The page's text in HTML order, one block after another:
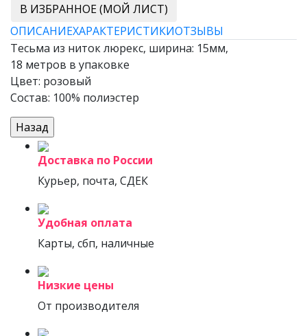
В ИЗБРАННОЕ (МОЙ ЛИСТ)
ОПИСАНИЕХАРАКТЕРИСТИКИОТЗЫВЫ
Тесьма из ниток люрекс, ширина: 15мм,
18 метров в упаковке
Цвет: розовый
Состав: 100% полиэстер
Доставка по России
Курьер, почта, СДЕК
Удобная оплата
Карты, сбп, наличные
Низкие цены
От производителя